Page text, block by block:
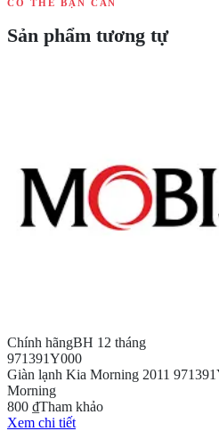
CÓ THỂ BẠN CẦN
Sản phẩm tương tự
Chính hãngBH 12 tháng
971391Y000
Giàn lạnh Kia Morning 2011
Morning
800 ₫Tham khảo
Xem chi tiết